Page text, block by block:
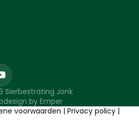
Sierbestrating Jonk
by Emper
voorwaarden | Privacy policy |